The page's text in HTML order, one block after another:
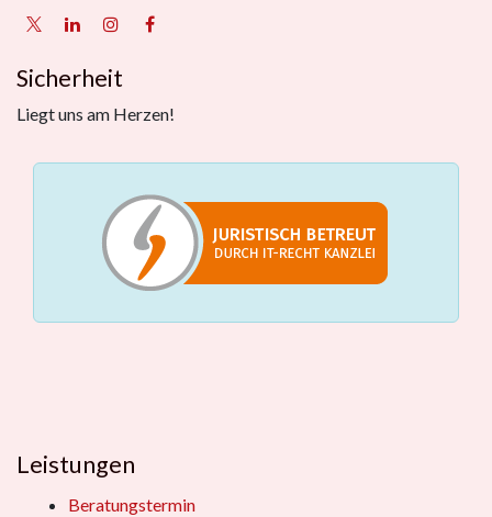
Sicherheit
Liegt uns am Herzen!
Leistungen
Beratungstermin